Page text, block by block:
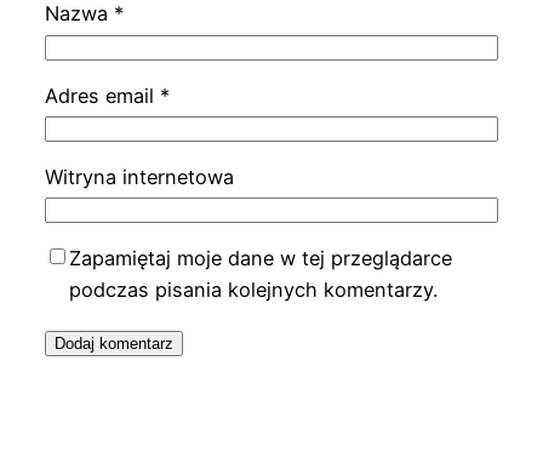
Nazwa *
Adres email *
Witryna internetowa
Zapamiętaj moje dane w tej przeglądarce
podczas pisania kolejnych komentarzy.